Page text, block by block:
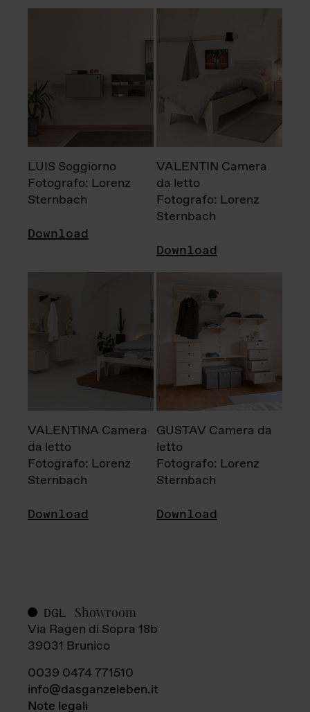
LUIS Soggiorno
Fotografo: Lorenz
Sternbach
Download
VALENTIN Camera
da letto
Fotografo: Lorenz
Sternbach
Download
VALENTINA Camera
da letto
Fotografo: Lorenz
Sternbach
Download
GUSTAV Camera da
letto
Fotografo: Lorenz
Sternbach
Download
DGL Showroom
Via Ragen di Sopra 18b
39031 Brunico
0039 0474 771510
info@dasganzeleben.it
Note legali